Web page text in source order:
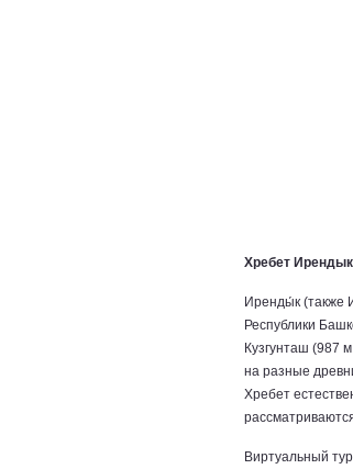
Хребет Ирендык
Иренды́к (также
Республики
Кузгунташ (987
на разные
Хребет
Виртуальный